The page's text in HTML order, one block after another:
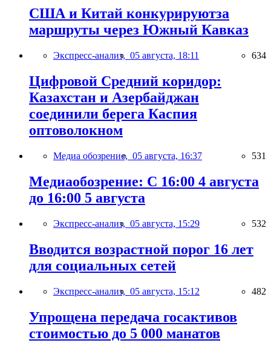
США и Китай конкурируютза
маршруты через Южный Кавказ
Экспресс-анализ, 05 августа, 18:11 634
Цифровой Средний коридор:
Казахстан и Азербайджан
соединили берега Каспия
оптоволокном
Медиа обозрение, 05 августа, 16:37 531
Медиаобозрение: С 16:00 4 августа
до 16:00 5 августа
Экспресс-анализ, 05 августа, 15:29 532
Вводится возрастной порог 16 лет
для социальных сетей
Экспресс-анализ, 05 августа, 15:12 482
Упрощена передача госактивов
стоимостью до 5 000 манатов